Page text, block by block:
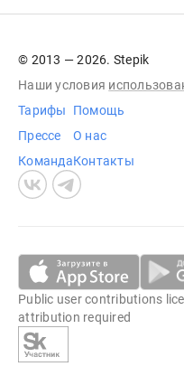
© 2013 — 2026. Stepik
Наши условия
Тарифы
Прессе
Команда
Помощь
О нас
Контакты
Public user contributions
attribution required